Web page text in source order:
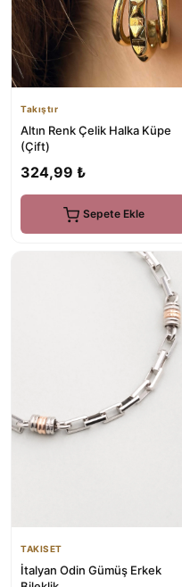
Takıştır
Altın Renk Çelik Halka Küpe
(Çift)
324,99 ₺
Sepete Ekle
TAKISET
İtalyan Odin Gümüş Erkek